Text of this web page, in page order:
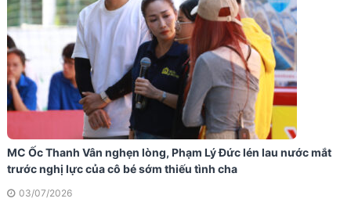
MC Ốc Thanh Vân nghẹn lòng, Phạm Lý Đức lén lau nước mắt
trước nghị lực của cô bé sớm thiếu tình cha
03/07/2026